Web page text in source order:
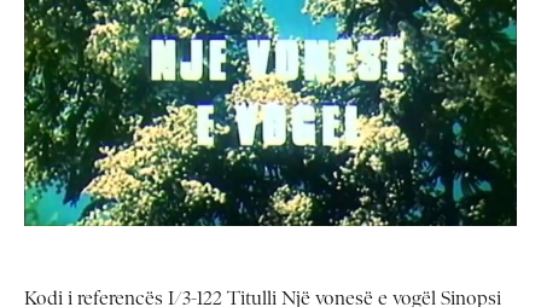
Kodi i referencës I/3-122 Titulli Një vonesë e vogël Sinopsi